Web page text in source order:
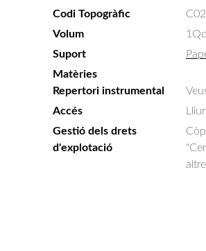
Codi Topogràfic
Volum
Suport
Matèries
Repertori instrumental
Accés
Gestió dels drets
d'explotació